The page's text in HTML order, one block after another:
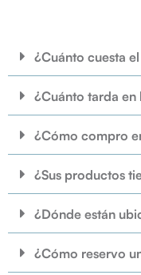
¿Cuánto cuesta
¿Cuánto tarda
¿Cómo compro
¿Sus productos
¿Dónde están
¿Cómo reservo